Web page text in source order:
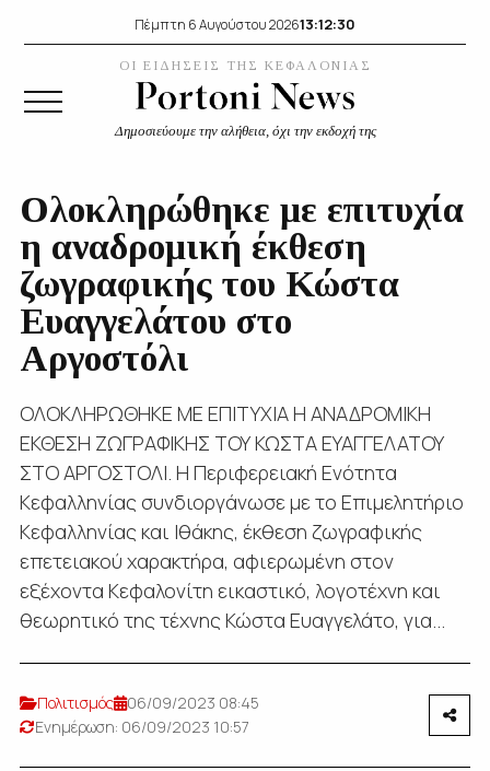
Πέμπτη 6 Αυγούστου 202613:12:31
ΟΙ ΕΙΔΗΣΕΙΣ ΤΗΣ ΚΕΦΑΛΟΝΙΑΣ
Δημοσιεύουμε την αλήθεια, όχι την εκδοχή της
Ολοκληρώθηκε με επιτυχία
η αναδρομική έκθεση
ζωγραφικής του Κώστα
Ευαγγελάτου στο
Αργοστόλι
ΟΛΟΚΛΗΡΩΘΗΚΕ ΜΕ ΕΠΙΤΥΧΙΑ Η ΑΝΑΔΡΟΜΙΚΗ
ΕΚΘΕΣΗ ΖΩΓΡΑΦΙΚΗΣ ΤΟΥ ΚΩΣΤΑ ΕΥΑΓΓΕΛΑΤΟΥ
ΣΤΟ ΑΡΓΟΣΤΟΛΙ. Η Περιφερειακή Ενότητα
Κεφαλληνίας συνδιοργάνωσε με το Επιμελητήριο
Κεφαλληνίας και Ιθάκης, έκθεση ζωγραφικής
επετειακού χαρακτήρα, αφιερωμένη στον
εξέχοντα Κεφαλονίτη εικαστικό, λογοτέχνη και
θεωρητικό της τέχνης Κώστα Ευαγγελάτο, για...
Πολιτισμός
06/09/2023 08:45
Ενημέρωση: 06/09/2023 10:57